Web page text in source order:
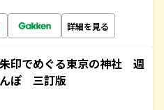
詳細を見る
印でめぐる東京の神社 週
ぽ 三訂版